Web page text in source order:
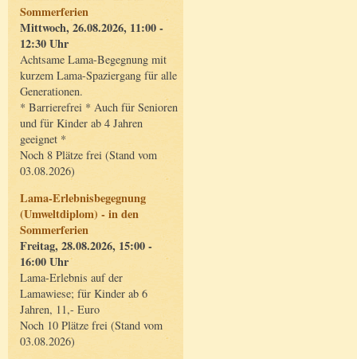
Sommerferien
Mittwoch, 26.08.2026, 11:00 -
12:30 Uhr
Achtsame Lama-Begegnung mit
kurzem Lama-Spaziergang für alle
Generationen.
* Barrierefrei * Auch für Senioren
und für Kinder ab 4 Jahren
geeignet *
Noch 8 Plätze frei (Stand vom
03.08.2026)
Lama-Erlebnisbegegnung
(Umweltdiplom) - in den
Sommerferien
Freitag, 28.08.2026, 15:00 -
16:00 Uhr
Lama-Erlebnis auf der
Lamawiese; für Kinder ab 6
Jahren, 11,- Euro
Noch 10 Plätze frei (Stand vom
03.08.2026)